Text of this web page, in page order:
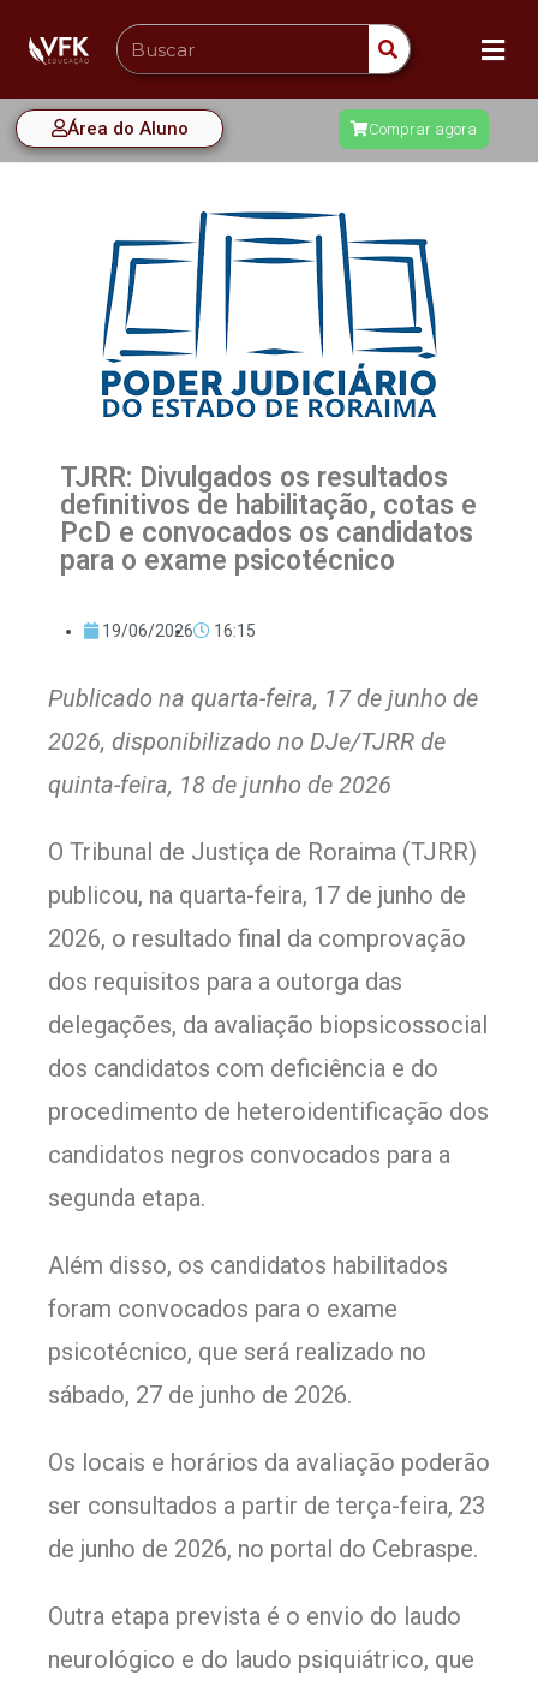
Área do Aluno Comprar agora
TJRR: Divulgados os resultados
definitivos de habilitação, cotas e
PcD e convocados os candidatos
para o exame psicotécnico
19/06/2026 16:15
Publicado na quarta-feira, 17 de junho de
2026, disponibilizado no DJe/TJRR de
quinta-feira, 18 de junho de 2026
O Tribunal de Justiça de Roraima (TJRR)
publicou, na quarta-feira, 17 de junho de
2026, o resultado final da comprovação
dos requisitos para a outorga das
delegações, da avaliação biopsicossocial
dos candidatos com deficiência e do
procedimento de heteroidentificação dos
candidatos negros convocados para a
segunda etapa.
Além disso, os candidatos habilitados
foram convocados para o exame
psicotécnico, que será realizado no
sábado, 27 de junho de 2026.
Os locais e horários da avaliação poderão
ser consultados a partir de terça-feira, 23
de junho de 2026, no portal do Cebraspe.
Outra etapa prevista é o envio do laudo
neurológico e do laudo psiquiátrico, que